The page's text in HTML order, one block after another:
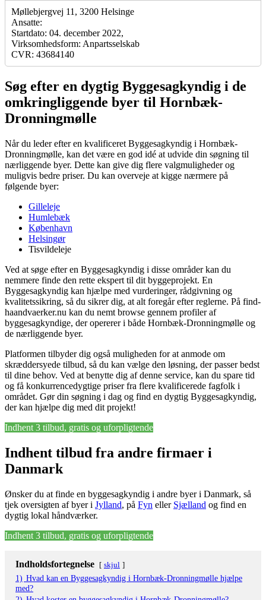
Møllebjergvej 11, 3200 Helsinge
Ansatte:
Startdato: 04. december 2022,
Virksomhedsform: Anpartsselskab
CVR: 43684140
Søg efter en dygtig Byggesagkyndig i de
omkringliggende byer til Hornbæk-
Dronningmølle
Når du leder efter en kvalificeret Byggesagkyndig i Hornbæk-
Dronningmølle, kan det være en god idé at udvide din søgning til
nærliggende byer. Dette kan give dig flere valgmuligheder og
muligvis bedre priser. Du kan overveje at kigge nærmere på
følgende byer:
Gilleleje
Humlebæk
København
Helsingør
Tisvildeleje
Ved at søge efter en Byggesagkyndig i disse områder kan du
nemmere finde den rette ekspert til dit byggeprojekt. En
Byggesagkyndig kan hjælpe med vurderinger, rådgivning og
kvalitetssikring, så du sikrer dig, at alt foregår efter reglerne. På find-
haandvaerker.nu kan du nemt browse gennem profiler af
byggesagkyndige, der opererer i både Hornbæk-Dronningmølle og
de nærliggende byer.
Platformen tilbyder dig også muligheden for at anmode om
skræddersyede tilbud, så du kan vælge den løsning, der passer bedst
til dine behov. Ved at benytte dig af denne service, kan du spare tid
og få konkurrencedygtige priser fra flere kvalificerede fagfolk i
området. Gør din søgning i dag og find en dygtig Byggesagkyndig,
der kan hjælpe dig med dit projekt!
Indhent 3 tilbud, gratis og uforpligtende
Indhent tilbud fra andre firmaer i
Danmark
Ønsker du at finde en byggesagkyndig i andre byer i Danmark, så
tjek oversigten af byer i Jylland, på Fyn eller Sjælland og find en
dygtig lokal håndværker.
Indhent 3 tilbud, gratis og uforpligtende
Indholdsfortegnelse skjul
1) Hvad kan en Byggesagkyndig i Hornbæk-Dronningmølle hjælpe
med?